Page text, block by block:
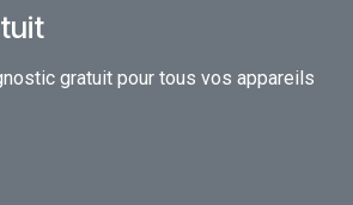
gratuit pour tous vos appareils